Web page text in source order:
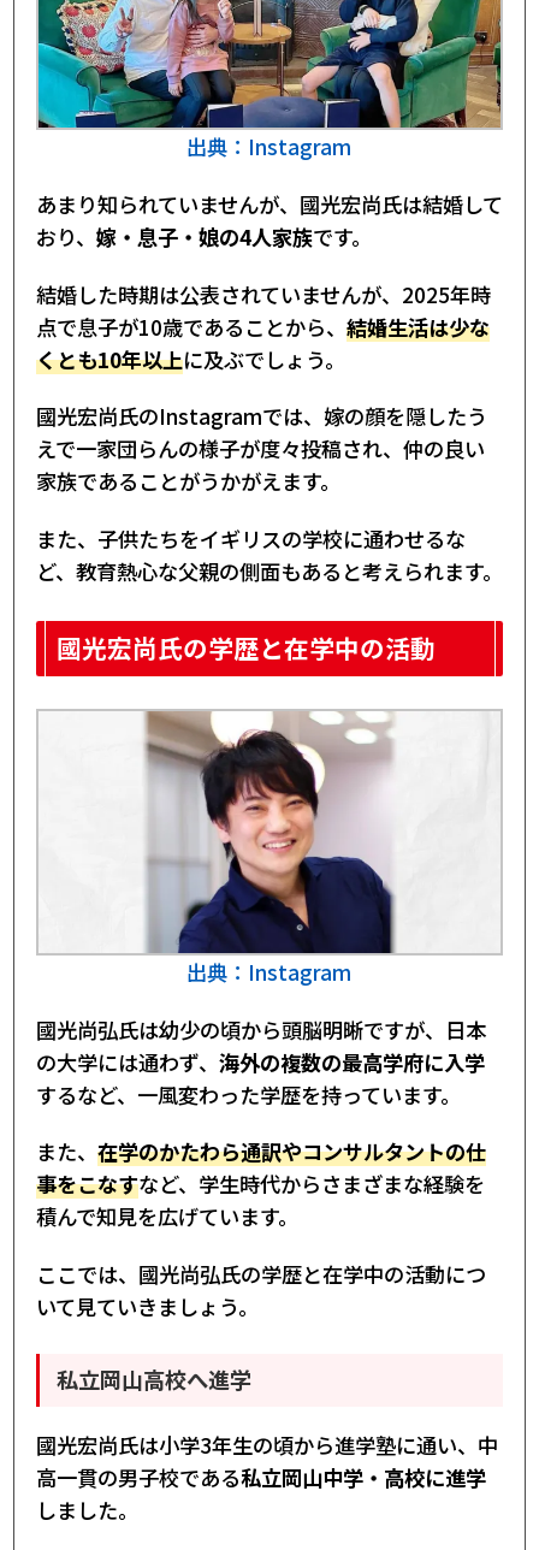
出典：Instagram
あまり知られていませんが、國光宏尚氏は結婚して
おり、 嫁・息子・娘の4人家族です。
結婚した時期は公表されていませんが、2025年時
点で息子が10歳であることから、 結婚生活は少な
くとも10年以上に及ぶでしょう。
國光宏尚氏のInstagramでは、嫁の顔を隠したう
えで一家団らんの様子が度々投稿され、仲の良い
家族であることがうかがえます。
また、子供たちをイギリスの学校に通わせるな
ど、教育熱心な父親の側面もあると考えられます。
國光宏尚氏の学歴と在学中の活動
出典：Instagram
國光尚弘氏は幼少の頃から頭脳明晰ですが、日本
の大学には通わず、 海外の複数の最高学府に入学
するなど、一風変わった学歴を持っています。
また、 在学のかたわら通訳やコンサルタントの仕
事をこなすなど、学生時代からさまざまな経験を
積んで知見を広げています。
ここでは、國光尚弘氏の学歴と在学中の活動につ
いて見ていきましょう。
私立岡山高校へ進学
國光宏尚氏は小学3年生の頃から進学塾に通い、中
高一貫の男子校である私立岡山中学・高校に進学
しました。